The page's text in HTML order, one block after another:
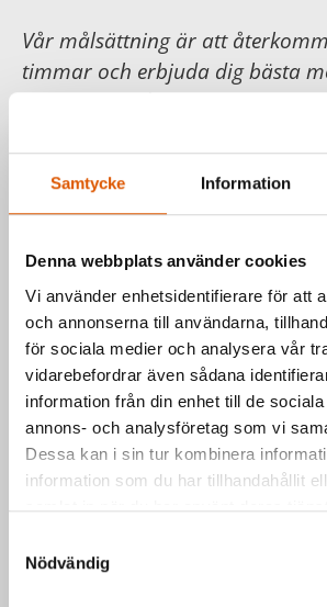
Samtycke Information
Denna webbplats använder cookies
Vi använder enhetsidentifierare för att
och annonserna till användarna,
för sociala medier och analysera vår
vidarebefordrar även sådana
information från din enhet till de
annons- och analysföretag som vi
Dessa kan i sin tur kombinera
information som du har tillhandahållit
samlat in när du har använt deras
Nödvändig
Vår målsättning är att
timmar och erbjuda dig bästa
För din och vår trygghet följer vi
hemförsäljningslagen.
Läs mer hos
Konsumentverket
Har du frågor om
eller vill du prata med
Kontakta oss via formuläret
hör vi av oss så fort vi kan.
Johan Olandere-posteller
2953811